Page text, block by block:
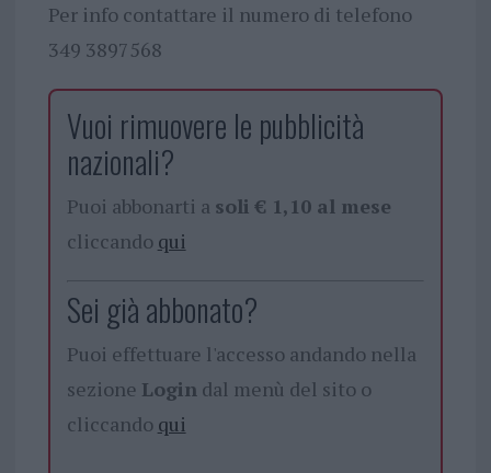
Per info contattare il numero di telefono
349 3897568
Vuoi rimuovere le pubblicità
nazionali?
Puoi abbonarti a soli € 1,10 al mese
cliccando qui
Sei già abbonato?
Puoi effettuare l'accesso andando nella
sezione Logindal menù del sito o
cliccando qui